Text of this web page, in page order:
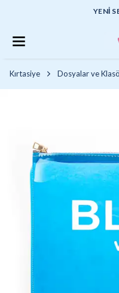
YENI
Kırtasiye Dosyalar ve